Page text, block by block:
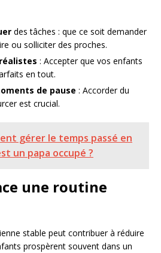
des tâches : que ce soit demander
ou solliciter des proches.
: Accepter que vos enfants
en tout.
de pause : Accorder du
est crucial.
gérer le temps passé en
un papa occupé ?
une routine
stable peut contribuer à réduire
prospèrent souvent dans un